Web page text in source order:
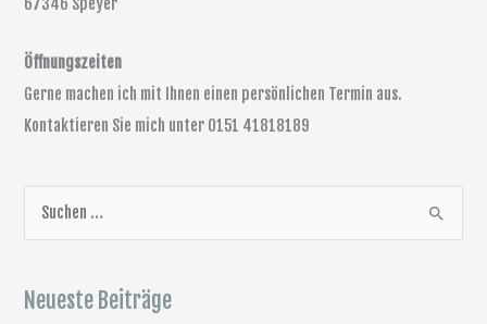
Öffnungszeiten
Gerne machen ich mit Ihnen einen persönlichen Termin aus.
Kontaktieren Sie mich unter 0151 41818189
hNeueste Beiträge